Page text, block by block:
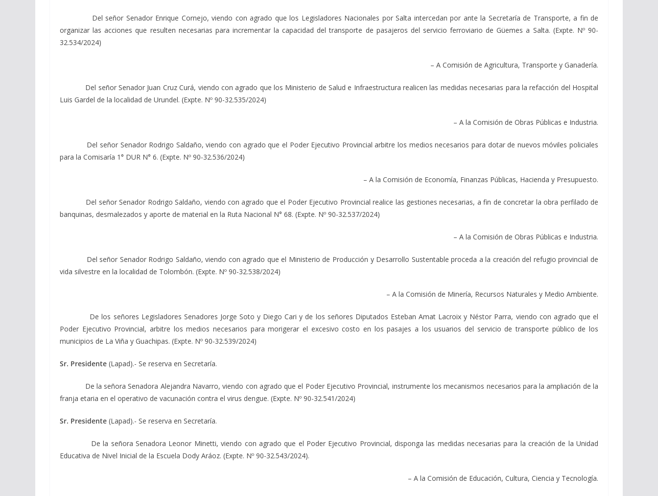
Del señor Senador Enrique Cornejo, viendo con agrado que los Legisladores Nacionales por Salta intercedan por ante la Secretaría de Transporte, a fin de
organizar las acciones que resulten necesarias para incrementar la capacidad del transporte de pasajeros del servicio ferroviario de Güemes a Salta. (Expte. Nº 90-
32.534/2024)
– A Comisión de Agricultura, Transporte y Ganadería.
Del señor Senador Juan Cruz Curá, viendo con agrado que los Ministerio de Salud e Infraestructura realicen las medidas necesarias para la refacción del Hospital
Luis Gardel de la localidad de Urundel. (Expte. Nº 90-32.535/2024)
– A la Comisión de Obras Públicas e Industria.
Del señor Senador Rodrigo Saldaño, viendo con agrado que el Poder Ejecutivo Provincial arbitre los medios necesarios para dotar de nuevos móviles policiales
para la Comisaría 1° DUR N° 6. (Expte. Nº 90-32.536/2024)
– A la Comisión de Economía, Finanzas Públicas, Hacienda y Presupuesto.
Del señor Senador Rodrigo Saldaño, viendo con agrado que el Poder Ejecutivo Provincial realice las gestiones necesarias, a fin de concretar la obra perfilado de
banquinas, desmalezados y aporte de material en la Ruta Nacional N° 68. (Expte. Nº 90-32.537/2024)
– A la Comisión de Obras Públicas e Industria.
Del señor Senador Rodrigo Saldaño, viendo con agrado que el Ministerio de Producción y Desarrollo Sustentable proceda a la creación del refugio provincial de
vida silvestre en la localidad de Tolombón. (Expte. Nº 90-32.538/2024)
– A la Comisión de Minería, Recursos Naturales y Medio Ambiente.
De los señores Legisladores Senadores Jorge Soto y Diego Cari y de los señores Diputados Esteban Amat Lacroix y Néstor Parra, viendo con agrado que el
Poder Ejecutivo Provincial, arbitre los medios necesarios para morigerar el excesivo costo en los pasajes a los usuarios del servicio de transporte público de los
municipios de La Viña y Guachipas. (Expte. Nº 90-32.539/2024)
Sr. Presidente (Lapad).- Se reserva en Secretaría.
De la señora Senadora Alejandra Navarro, viendo con agrado que el Poder Ejecutivo Provincial, instrumente los mecanismos necesarios para la ampliación de la
franja etaria en el operativo de vacunación contra el virus dengue. (Expte. Nº 90-32.541/2024)
Sr. Presidente (Lapad).- Se reserva en Secretaría.
De la señora Senadora Leonor Minetti, viendo con agrado que el Poder Ejecutivo Provincial, disponga las medidas necesarias para la creación de la Unidad
Educativa de Nivel Inicial de la Escuela Dody Aráoz. (Expte. Nº 90-32.543/2024).
– A la Comisión de Educación, Cultura, Ciencia y Tecnología.